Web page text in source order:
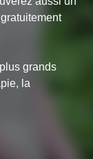
grands
la